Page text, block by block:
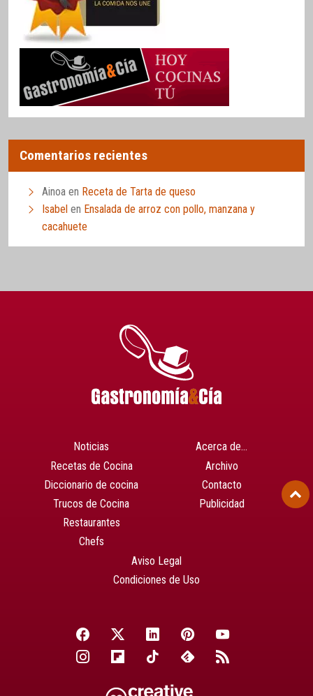
Comentarios recientes
Ainoa en Receta de Tarta de queso
Isabel en Ensalada de arroz con pollo, manzana y
cacahuete
Noticias
Recetas de Cocina
Diccionario de cocina
Trucos de Cocina
Restaurantes
Chefs
Acerca de…
Archivo
Contacto
Publicidad
Aviso Legal
Condiciones de Uso